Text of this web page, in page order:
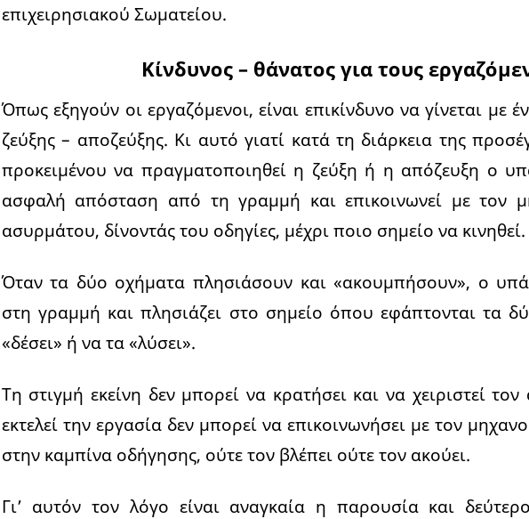
επιχειρησιακού Σωματείου.
Κίνδυνος – θάνατος για τους
Όπως εξηγούν οι εργαζόμενοι, είναι επικίνδυνο να γίνεται με
ζεύξης – αποζεύξης. Κι αυτό γιατί κατά τη διάρκεια της
προκειμένου να πραγματοποιηθεί η ζεύξη ή η απόζευξη ο
ασφαλή απόσταση από τη γραμμή και επικοινωνεί με τον
ασυρμάτου, δίνοντάς του οδηγίες, μέχρι ποιο σημείο να κινηθεί.
Όταν τα δύο οχήματα πλησιάσουν και «ακουμπήσουν», ο
στη γραμμή και πλησιάζει στο σημείο όπου εφάπτονται τα
«δέσει» ή να τα «λύσει».
Τη στιγμή εκείνη δεν μπορεί να κρατήσει και να χειριστεί
εκτελεί την εργασία δεν μπορεί να επικοινωνήσει με τον
στην καμπίνα οδήγησης, ούτε τον βλέπει ούτε τον ακούει.
Γι’ αυτόν τον λόγο είναι αναγκαία η παρουσία και